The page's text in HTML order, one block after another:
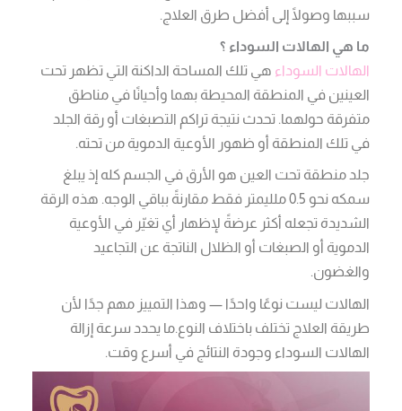
سببها وصولًا إلى أفضل طرق العلاج.
ما هي الهالات السوداء ؟
الهالات السوداء هي تلك المساحة الداكنة التي تظهر تحت
العينين في المنطقة المحيطة بهما وأحيانًا في مناطق
متفرقة حولهما. تحدث نتيجة تراكم التصبغات أو رقة الجلد
في تلك المنطقة أو ظهور الأوعية الدموية من تحته.
جلد منطقة تحت العين هو الأرق في الجسم كله إذ يبلغ
سمكه نحو 0.5 ملليمتر فقط مقارنةً بباقي الوجه. هذه الرقة
الشديدة تجعله أكثر عرضةً لإظهار أي تغيّر في الأوعية
الدموية أو الصبغات أو الظلال الناتجة عن التجاعيد
والغضون.
الهالات ليست نوعًا واحدًا — وهذا التمييز مهم جدًا لأن
طريقة العلاج تختلف باختلاف النوع.ما يحدد سرعة إزالة
الهالات السوداء وجودة النتائج في أسرع وقت.